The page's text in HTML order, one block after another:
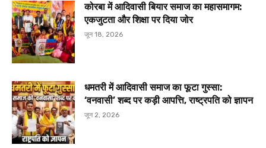
कोरबा में आदिवासी बियार समाज का महासमागम:
एकजुटता और शिक्षा पर दिया जोर
जून 18, 2026
धमतरी में आदिवासी समाज का फूटा गुस्सा:
‘वनवासी’ शब्द पर कड़ी आपत्ति, राष्ट्रपति को ज्ञापन
जून 2, 2026